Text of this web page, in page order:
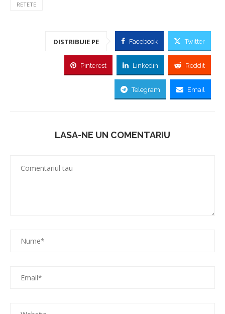
RETETE
DISTRIBUIE PE Facebook Twitter
Pinterest Linkedin Reddit
Telegram Email
LASA-NE UN COMENTARIU